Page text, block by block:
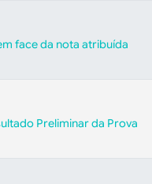
face da nota atribuída
Preliminar da Prova